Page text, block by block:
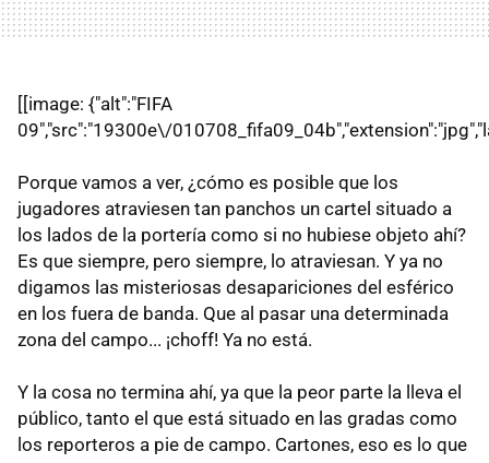
[[image: {"alt":"FIFA
09","src":"19300e\/
Porque vamos a ver, ¿cómo es posible que los
jugadores atraviesen tan panchos un cartel situado a
los lados de la portería como si no hubiese objeto ahí?
Es que siempre, pero siempre, lo atraviesan. Y ya no
digamos las misteriosas desapariciones del esférico
en los fuera de banda. Que al pasar una determinada
zona del campo... ¡choff! Ya no está.
Y la cosa no termina ahí, ya que la peor parte la lleva el
público, tanto el que está situado en las gradas como
los reporteros a pie de campo. Cartones, eso es lo que